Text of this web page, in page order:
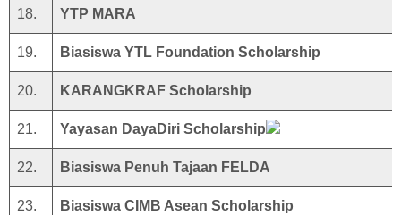
18. YTP MARA
19. Biasiswa YTL Foundation Scholarship
20. KARANGKRAF Scholarship
21. Yayasan DayaDiri Scholarship
22. Biasiswa Penuh Tajaan FELDA
23. Biasiswa CIMB Asean Scholarship